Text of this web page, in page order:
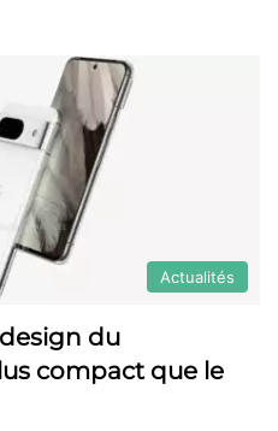
Actualités
du
compact que le